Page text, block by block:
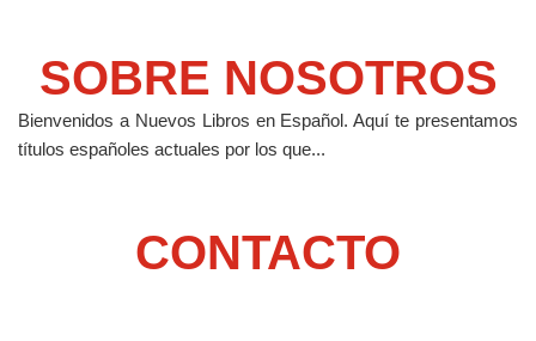
SOBRE NOSOTROS
Bienvenidos a Nuevos Libros en Español.Aquí te presentamos
títulos españoles actuales por los que...
CONTACTO